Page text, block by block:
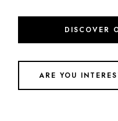
DISCOVER
ARE YOU